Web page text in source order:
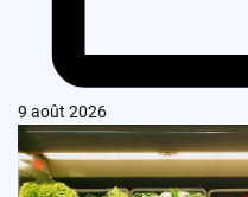
9 août 2026